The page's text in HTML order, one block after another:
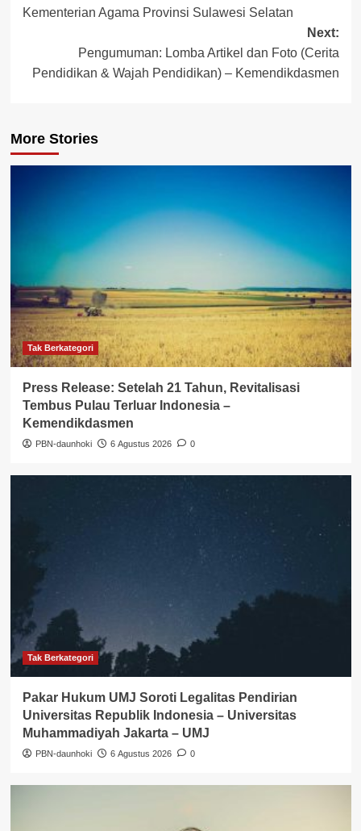
Kementerian Agama Provinsi Sulawesi Selatan
Next:
Pengumuman: Lomba Artikel dan Foto (Cerita
Pendidikan & Wajah Pendidikan) – Kemendikdasmen
More Stories
Tak Berkategori
Press Release: Setelah 21 Tahun, Revitalisasi
Tembus Pulau Terluar Indonesia –
Kemendikdasmen
PBN-daunhoki 6 Agustus 2026 0
Tak Berkategori
Pakar Hukum UMJ Soroti Legalitas Pendirian
Universitas Republik Indonesia – Universitas
Muhammadiyah Jakarta – UMJ
PBN-daunhoki 6 Agustus 2026 0